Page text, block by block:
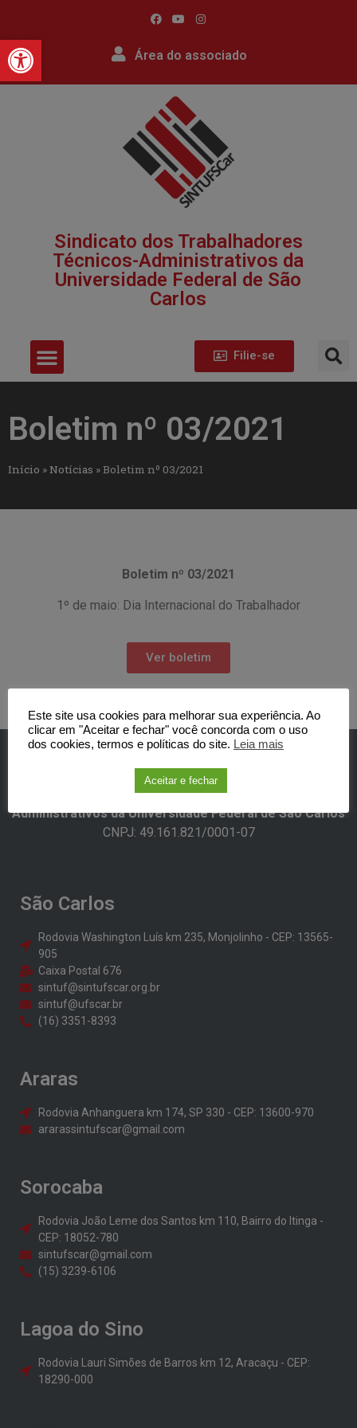
Barra de Ferramentas
Área do associado
Sindicato dos Trabalhadores
Técnicos-Administrativos da
Universidade Federal de São
Carlos​
Filie-se
Boletim nº 03/2021
Início »Notícias »Boletim nº 03/2021
Boletim nº 03/2021
1º de maio: Dia Internacional do Trabalhador
Ver boletim
SINTUFSCar -Sindicato dos Trabalhadores Técnicos-
Administrativos da Universidade Federal de São Carlos​
CNPJ: 49.161.821/0001-07
São Carlos
Rodovia Washington Luís km 235, Monjolinho - CEP: 13565-
905
Caixa Postal 676
sintuf@sintufscar.org.br
sintuf@ufscar.br
(16) 3351-8393
Araras
Rodovia Anhanguera km 174, SP 330 - CEP: 13600-970
ararassintufscar@gmail.com
Sorocaba
Rodovia João Leme dos Santos km 110, Bairro do Itinga -
CEP: 18052-780
sintufscar@gmail.com
(15) 3239-6106
Lagoa do Sino
Rodovia Lauri Simões de Barros km 12, Aracaçu - CEP:
18290-000
Este site usa cookies para melhorar sua experiência. Ao
clicar em "Aceitar e fechar" você concorda com o uso
dos cookies, termos e políticas do site. Leia mais
Aceitar e fechar